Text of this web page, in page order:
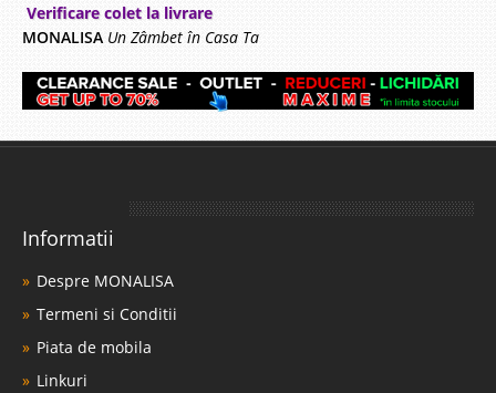
Verificare colet la livrare
MONALISA Un Zâmbet în Casa Ta
Informatii
Despre MONALISA
Termeni si Conditii
Piata de mobila
Linkuri